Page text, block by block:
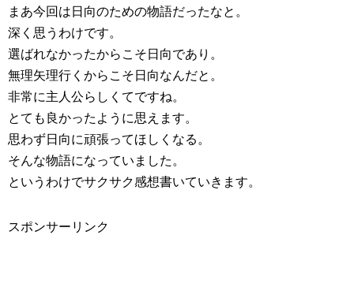
まあ今回は日向のための物語だったなと。
深く思うわけです。
選ばれなかったからこそ日向であり。
無理矢理行くからこそ日向なんだと。
非常に主人公らしくてですね。
とても良かったように思えます。
思わず日向に頑張ってほしくなる。
そんな物語になっていました。
というわけでサクサク感想書いていきます。
スポンサーリンク